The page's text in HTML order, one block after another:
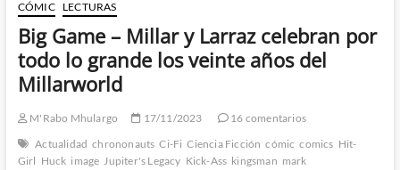
CÓMIC LECTURAS
Big Game – Millar y Larraz celebran por
todo lo grande los veinte años del
Millarworld
M'Rabo Mhulargo 17/11/2023
16 comentarios
Actualidad chrononauts Ci-Fi Ciencia Ficción cómic comics Hit-
Girl Huck image Jupiter's Legacy Kick-Ass kingsman mark